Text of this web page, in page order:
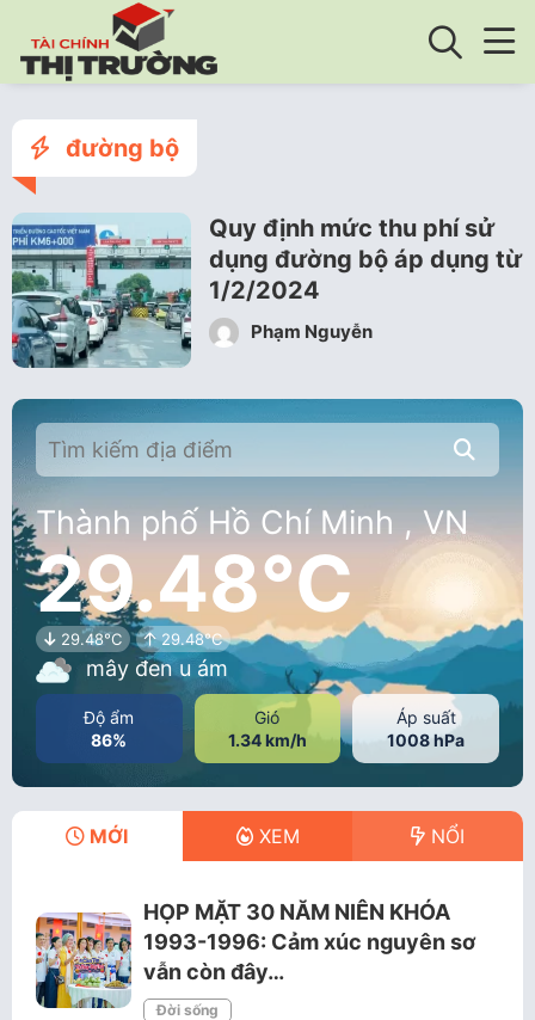
đường bộ
Quy định mức thu phí sử
dụng đường bộ áp dụng từ
1/2/2024
Phạm Nguyễn
Thành phố Hồ Chí Minh , VN
29.48°C
29.48°C 29.48°C
mây đen u ám
Độ ẩm
86%
Gió
1.34 km/h
Áp suất
1008 hPa
MỚI XEM NỔI
HỌP MẶT 30 NĂM NIÊN KHÓA
1993-1996: Cảm xúc nguyên sơ
vẫn còn đây…
Đời sống